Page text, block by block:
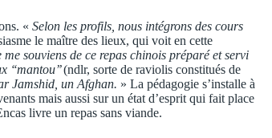
« Selon les profils, nous intégrons des cours
le maître des lieux, qui voit en cette
me souviens de ce repas chinois préparé et servi
(ndlr, sorte de raviolis constitués de
Jamshid, un Afghan. » La pédagogie s’installe à
mais aussi sur un état d’esprit qui fait place
livre un repas sans viande.